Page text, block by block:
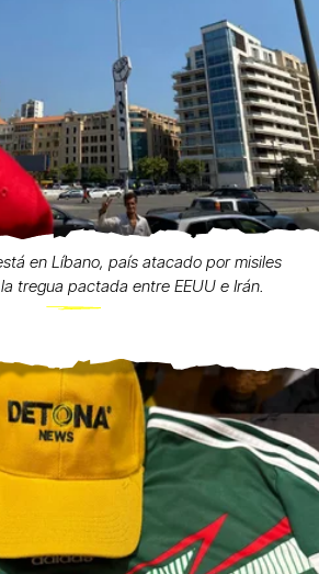
en Líbano, país atacado por misiles
tregua pactada entre EEUU e Irán.